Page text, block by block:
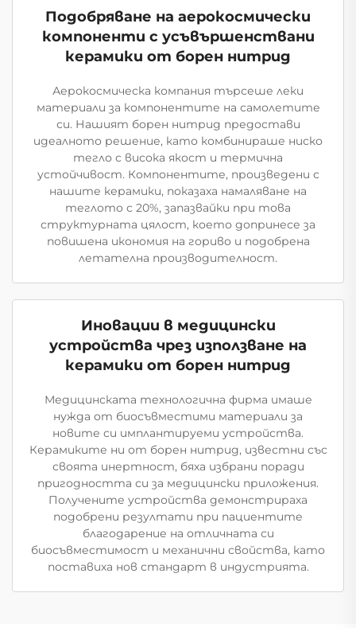
Подобряване на аерокосмически
компоненти с усъвършенствани
керамики от борен нитрид
Аерокосмическа компания търсеше леки
материали за компонентите на самолетите
си. Нашият борен нитрид предостави
идеалното решение, като комбинираше ниско
тегло с висока якост и термична
устойчивост. Компонентите, произведени с
нашите керамики, показаха намаляване на
теглото с 20%, запазвайки при това
структурната цялост, което допринесе за
повишена икономия на гориво и подобрена
летателна производителност.
Иновации в медицински
устройства чрез използване на
керамики от борен нитрид
Медицинската технологична фирма имаше
нужда от биосъвместими материали за
новите си имплантируеми устройства.
Керамиките ни от борен нитрид, известни със
своята инертност, бяха избрани поради
пригодността си за медицински приложения.
Получените устройства демонстрираха
подобрени резултати при пациентите
благодарение на отличната си
биосъвместимост и механични свойства, като
поставиха нов стандарт в индустрията.